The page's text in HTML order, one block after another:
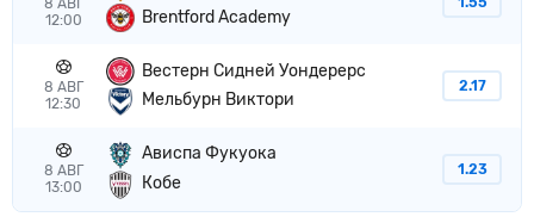
8 АВГ
12:00
Brentford Academy
8 АВГ
12:30
Вестерн Сидней Уондерерс
Мельбурн Виктори
2.17
8 АВГ
13:00
Ависпа Фукуока
Кобе
1.23